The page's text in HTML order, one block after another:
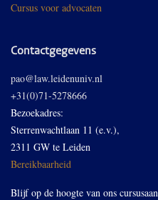
Cursus voor advocaten
Contactgegevens
pao@law.leidenuniv.nl
+31(0)71-5278666
Bezoekadres:
Sterrenwachtlaan 11 (e.v.),
2311 GW te Leiden
Bereikbaarheid
Blijf op de hoogte van ons